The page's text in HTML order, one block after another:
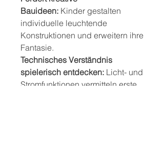
Bauideen: Kinder gestalten
individuelle leuchtende
Konstruktionen und erweitern ihre
Fantasie.
Technisches Verständnis
spielerisch entdecken: Licht- und
Stromfunktionen vermitteln erste